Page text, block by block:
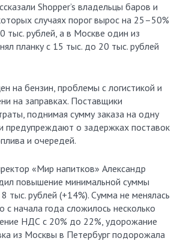
Shopper’s владельцы баров и
случаях порог вырос на 25–50%
тыс. рублей, а в Москве один из
планку с 15 тыс. до 20 тыс. рублей
на бензин, проблемы с логистикой и
на заправках. Поставщики
поднимая сумму заказа на одну
предупреждают о задержках поставок
и очередей.
«Мир напитков» Александр
повышение минимальной суммы
тыс. рублей (+14%). Сумма не менялась
с начала года сложилось несколько
НДС с 20% до 22%, удорожание
из Москвы в Петербург подорожала